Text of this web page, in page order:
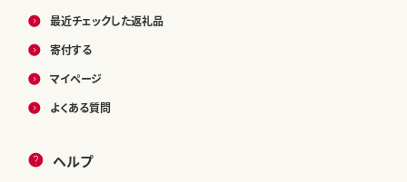
最近チェックした返礼品
寄付する
マイページ
よくある質問
ヘルプ